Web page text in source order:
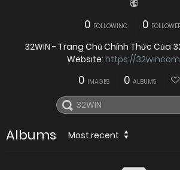
0 FOLLOWING 0
32WIN - Trang Chủ Chính Thức Của
Website: https://
0 IMAGES 0 ALBUMS
Albums Most recent